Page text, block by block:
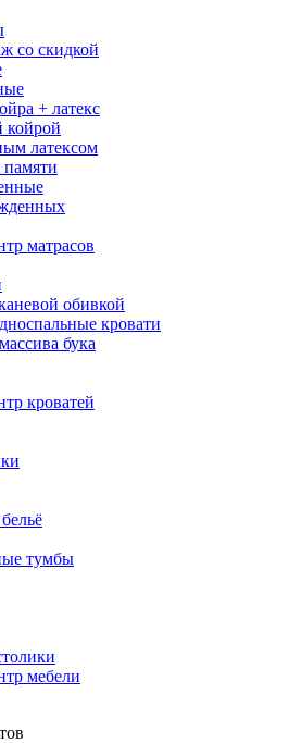
со скидкой
+ латекс
койрой
латексом
матрасов
обивкой
кровати
бука
кроватей
тумбы
мебели